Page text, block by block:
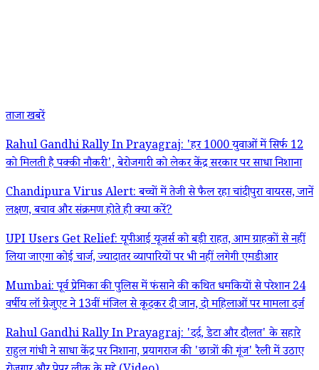
ताजा खबरें
Rahul Gandhi Rally In Prayagraj: 'हर 1000 युवाओं में सिर्फ 12
को मिलती है पक्की नौकरी', बेरोजगारी को लेकर केंद्र सरकार पर साधा निशाना
Chandipura Virus Alert: बच्चों में तेजी से फैल रहा चांदीपुरा वायरस, जानें
लक्षण, बचाव और संक्रमण होते ही क्या करें?
UPI Users Get Relief: यूपीआई यूजर्स को बड़ी राहत, आम ग्राहकों से नहीं
लिया जाएगा कोई चार्ज, ज्यादातर व्यापारियों पर भी नहीं लगेगी एमडीआर
Mumbai: पूर्व प्रेमिका की पुलिस में फंसाने की कथित धमकियों से परेशान 24
वर्षीय लॉ ग्रेजुएट ने 13वीं मंजिल से कूदकर दी जान, दो महिलाओं पर मामला दर्ज
Rahul Gandhi Rally In Prayagraj: 'दर्द, डेटा और दौलत' के सहारे
राहुल गांधी ने साधा केंद्र पर निशाना, प्रयागराज की 'छात्रों की गूंज' रैली में उठाए